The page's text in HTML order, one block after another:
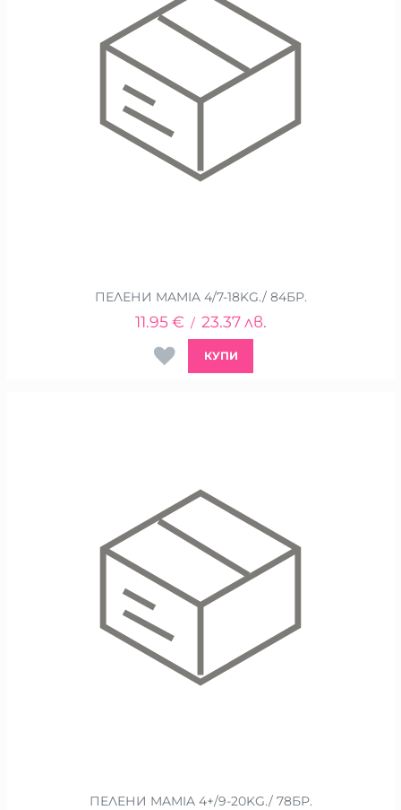
ПЕЛЕНИ MAMIA 4/7-18KG./ 84БР.
11.95 € / 23.37 лв.
КУПИ
ПЕЛЕНИ MAMIA 4+/9-20KG./ 78БР.